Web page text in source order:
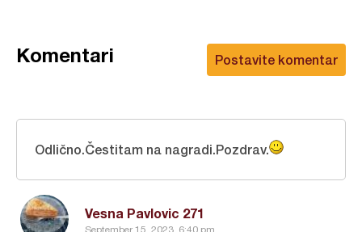
Postavite komentar
Komentari
Vesna Pavlovic 271
September 15, 2023, 6:40 pm
Odlično.Čestitam na nagradi.Pozdrav.